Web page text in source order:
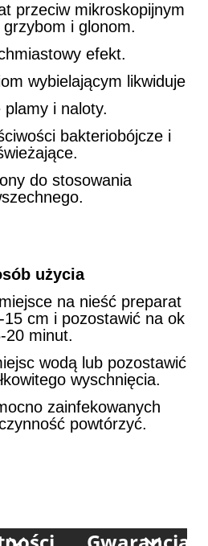
przeciw mikroskopijnym
grzybom i glonom.
efekt.
wybielającym likwiduje
plamy i naloty.
bakteriobójcze i
do stosowania
użycia
na nieść preparat
15 cm i pozostawić na ok
20 minut.
wodą lub pozostawić
wyschnięcia.
zainfekowanych
powtórzyć.